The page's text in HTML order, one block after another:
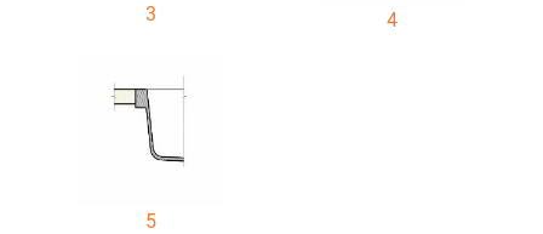
3 4
5